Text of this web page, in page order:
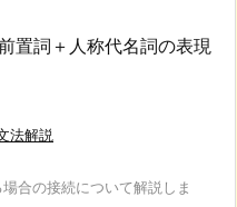
置詞＋人称代名詞の表現
法解説
合の接続について解説しま